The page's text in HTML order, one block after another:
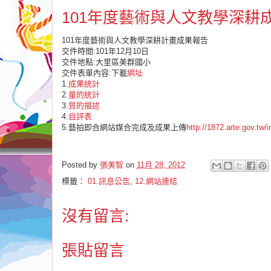
101年度藝術與人文教學深耕
101年度藝術與人文教學深耕計畫成果報告
交件時間:101年12月10日
交件地點:大里區美群國小
交件表單內容:下載網址
1.成果統計
2.量的統計
3.質的描述
4. 自評表
5.藝拍即合網站媒合完成及成果上傳http://1872.arte.gov.tw/
Posted by 張美智 on 11月 28, 2012
標籤： 01.訊息公告, 12.網站連結
沒有留言:
張貼留言